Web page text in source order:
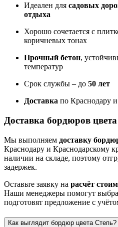
Идеален для садовых
отдыха
Хорошо сочетается с
коричневых тонах
Прочный бетон,
температур
Срок службы – до 50 лет
Доставка по Краснодару
Доставка бордюров
Мы выполняем доставку
Краснодару и Краснодарскому
наличии на складе, поэтому
задержек.
Оставьте заявку на расчёт
Наши менеджеры помогут
подготовят предложение с
Как выглядит бордюр цвета Степь?